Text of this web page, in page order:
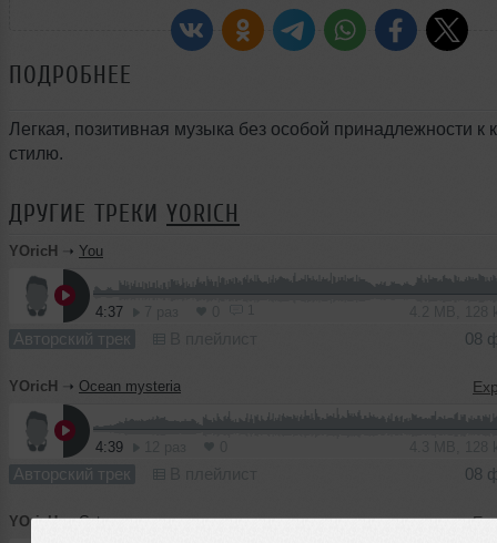
ПОДРОБНЕЕ
Легкая, позитивная музыка без особой принадлежности к
стилю.
ДРУГИЕ ТРЕКИ YORICH
YOricH ➝ You
4:37
Авторский трек 08
YOricH ➝ Ocean mysteria
4:39
Авторский трек 08
YOricH ➝Cytrus